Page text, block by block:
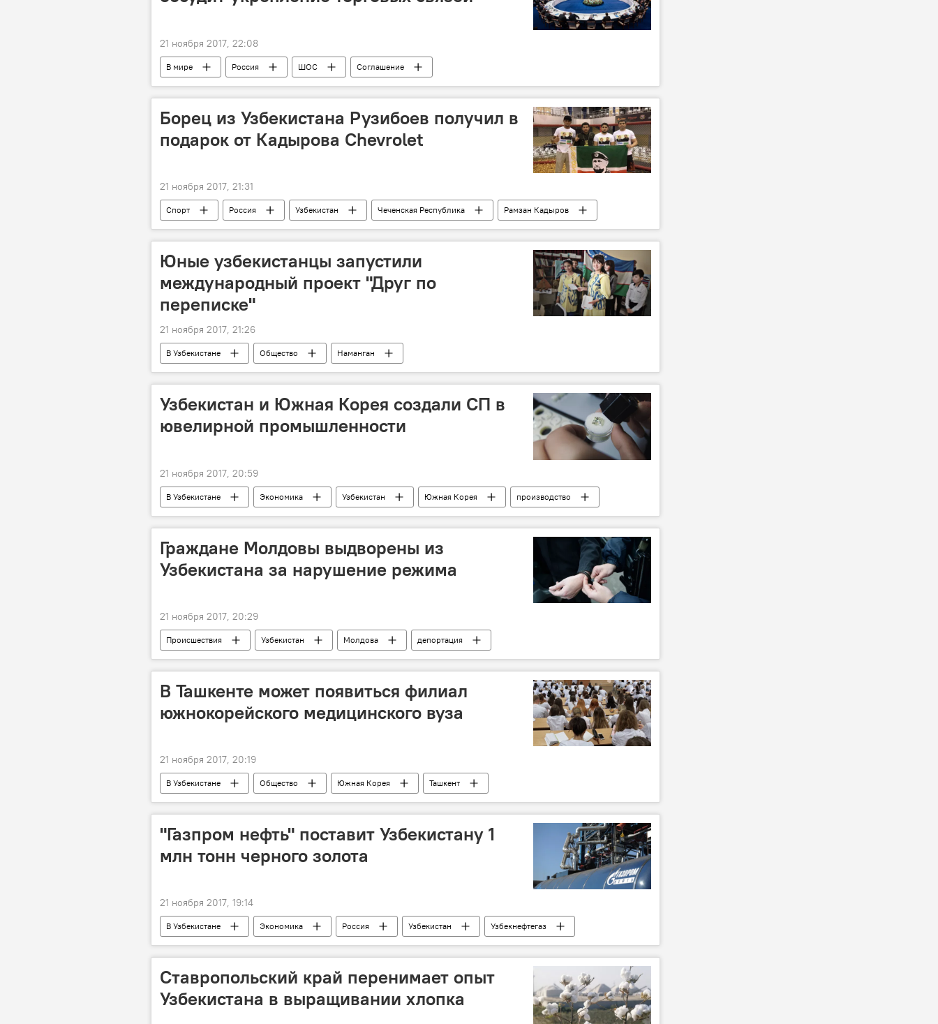
21 ноября 2017, 22:08
В мире Россия ШОС Соглашение
Борец из Узбекистана Рузибоев получил в
подарок от Кадырова Chevrolet
21 ноября 2017, 21:31
Спорт Россия Узбекистан Чеченская Республика
Рамзан Кадыров
борьба
Юные узбекистанцы запустили
международный проект "Друг по
переписке"
21 ноября 2017, 21:26
В Узбекистане Общество Наманган
Узбекистан и Южная Корея создали СП в
ювелирной промышленности
21 ноября 2017, 20:59
В Узбекистане Экономика Узбекистан Южная Корея
производство
ювелирные украшения
Граждане Молдовы выдворены из
Узбекистана за нарушение режима
21 ноября 2017, 20:29
Происшествия Узбекистан Молдова
депортация
миграционный режим
В Ташкенте может появиться филиал
южнокорейского медицинского вуза
21 ноября 2017, 20:19
В Узбекистане Общество Южная Корея Ташкент
"Газпром нефть" поставит Узбекистану 1
млн тонн черного золота
21 ноября 2017, 19:14
В Узбекистане Экономика Россия Узбекистан
Узбекнефтегаз
Газпром
Компания "Транснефть" Нефть импорт
Ставропольский край перенимает опыт
Узбекистана в выращивании хлопка